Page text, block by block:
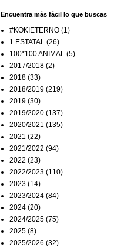
Encuentra más fácil lo que buscas
#KOKIETERNO (1)
1 ESTATAL (26)
100*100 ANIMAL (5)
2017/2018 (2)
2018 (33)
2018/2019 (219)
2019 (30)
2019/2020 (137)
2020/2021 (135)
2021 (22)
2021/2022 (94)
2022 (23)
2022/2023 (110)
2023 (14)
2023/2024 (84)
2024 (20)
2024/2025 (75)
2025 (8)
2025/2026 (32)